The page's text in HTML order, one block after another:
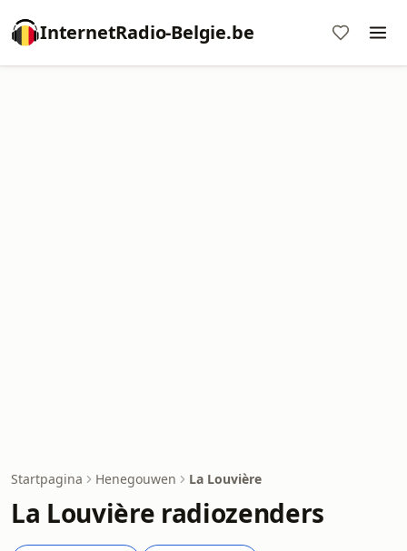
InternetRadio-Belgie.be
Startpagina Henegouwen La Louvière
La Louvière radiozenders